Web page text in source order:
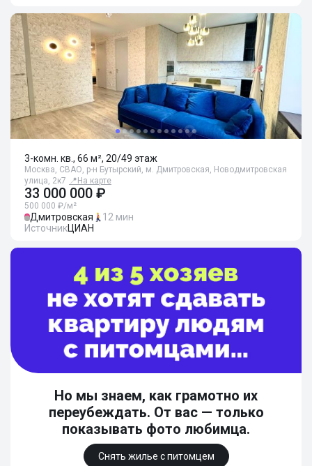
3-комн. кв., 66 м², 20/49 этаж
Москва, СВАО, р-н Бутырский, м. Дмитровская, Новодмитровская
улица, 2к7 📍 На карте
33 000 000 ₽
500 000 ₽/м²
Дмитровская
12 мин
ИсточникЦИАН
Но мы знаем, как грамотно их
переубеждать. От вас — только
показывать фото любимца.
Снять жилье с питомцем